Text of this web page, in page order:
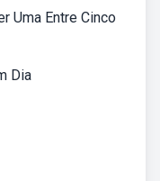
Uma Entre Cinco
Dia